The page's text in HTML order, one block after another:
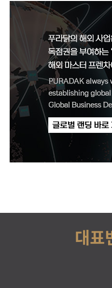
용이하게 결합하여
사가 수집한 개인
서비스 제공에
금정산
콘텐츠 제공, 물
구매, 요금 결재
회원 관리
회원제 서비스
원의 부정 이용
지사항 전달
마케팅 및 광고
신규 서비스(
대표